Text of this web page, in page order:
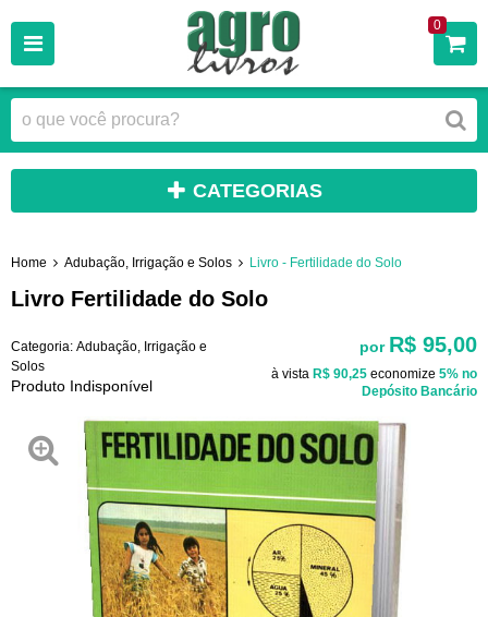
0
CATEGORIAS
Home Adubação, Irrigação e Solos Livro - Fertilidade do Solo
Livro Fertilidade do Solo
Categoria: Adubação, Irrigação e
Solos
Produto Indisponível
por R$ 95,00
à vista R$ 90,25 economize 5% no
Depósito Bancário